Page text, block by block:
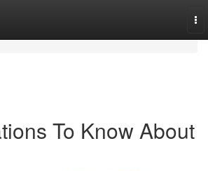
To Know About